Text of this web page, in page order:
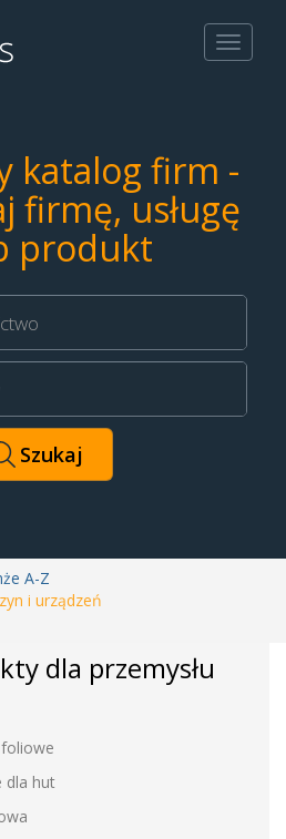
Toggle
katalog firm -
firmę, usługę
produkt
A-Z
i urządzeń
dla przemysłu
dla hut